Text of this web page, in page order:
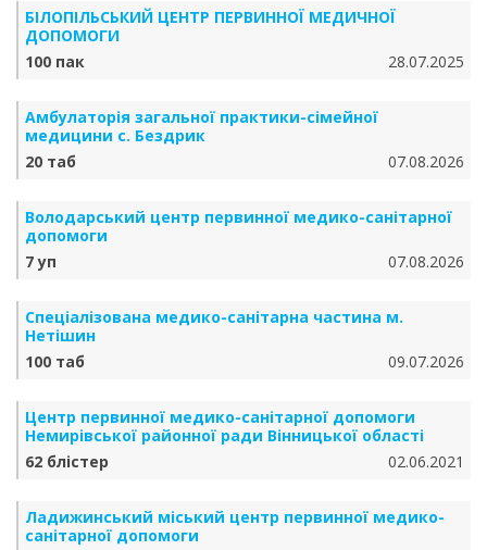
БІЛОПІЛЬСЬКИЙ ЦЕНТР ПЕРВИННОЇ МЕДИЧНОЇ
ДОПОМОГИ
100 пак
28.07.2025
Амбулаторія загальної практики-сімейної
медицини с. Бездрик
20 таб
07.08.2026
Володарський центр первинної медико-санітарної
допомоги
7 уп
07.08.2026
Спеціалізована медико-санітарна частина м.
Нетішин
100 таб
09.07.2026
Центр первинної медико-санітарної допомоги
Немирівської районної ради Вінницької області
62 блістер
02.06.2021
Ладижинський міський центр первинної медико-
санітарної допомоги